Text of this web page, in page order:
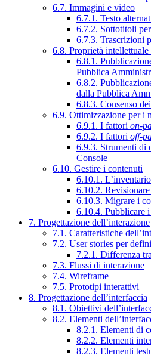
6.7. Immagini e video
6.7.1. Testo
6.7.2. Sottotitoli
6.7.3. Trascrizioni
6.8. Proprietà
6.8.1.
Pubblica
6.8.2.
dalla Pubblica
6.8.3. Consenso
6.9. Ottimizzazione per i
6.9.1. I fattori on-
6.9.2. I fattori off-
6.9.3. Strumenti di
Console
6.10. Gestire i contenuti
6.10.1.
6.10.2.
6.10.3. Migrare i
6.10.4. Pubblicare
7. Progettazione dell’interazione
7.1. Caratteristiche
7.2. User stories per
7.2.1. Differenza
7.3. Flussi di interazione
7.4. Wireframe
7.5. Prototipi interattivi
8. Progettazione dell’interfaccia
8.1. Obiettivi
8.2. Elementi
8.2.1. Elementi di
8.2.2. Elementi
8.2.3. Elementi